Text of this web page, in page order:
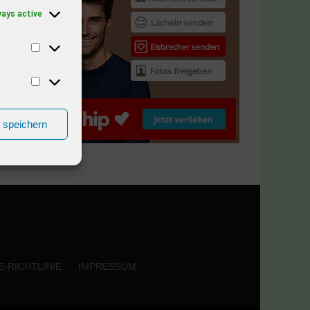
active
speichern
RICHTLINIE IMPRESSUM